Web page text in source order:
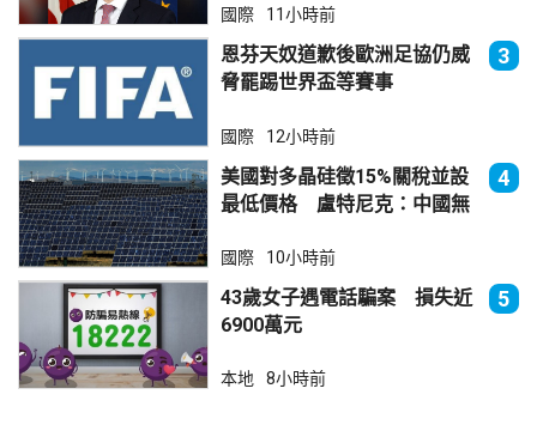
國際 11小時前
恩芬天奴道歉後歐洲足協仍威
脅罷踢世界盃等賽事
3
國際 12小時前
美國對多晶硅徵15%關稅並設
最低價格 盧特尼克：中國無
4
國際 10小時前
43歲女子遇電話騙案 損失近
6900萬元
5
本地 8小時前